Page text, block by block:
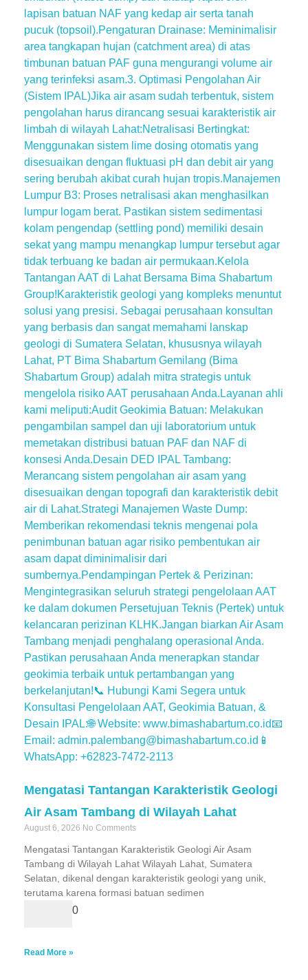
Mengatasi Tantangan Karakteristik Geologi
Air Asam Tambang di Wilayah Lahat
August 6, 2026 No Comments
Mengatasi Tantangan Karakteristik Geologi Air Asam
Tambang di Wilayah Lahat Wilayah Lahat, Sumatera
Selatan, dikenal dengan karakteristik geologi yang unik,
terutama karena formasi batuan sedimen
0
Read More »